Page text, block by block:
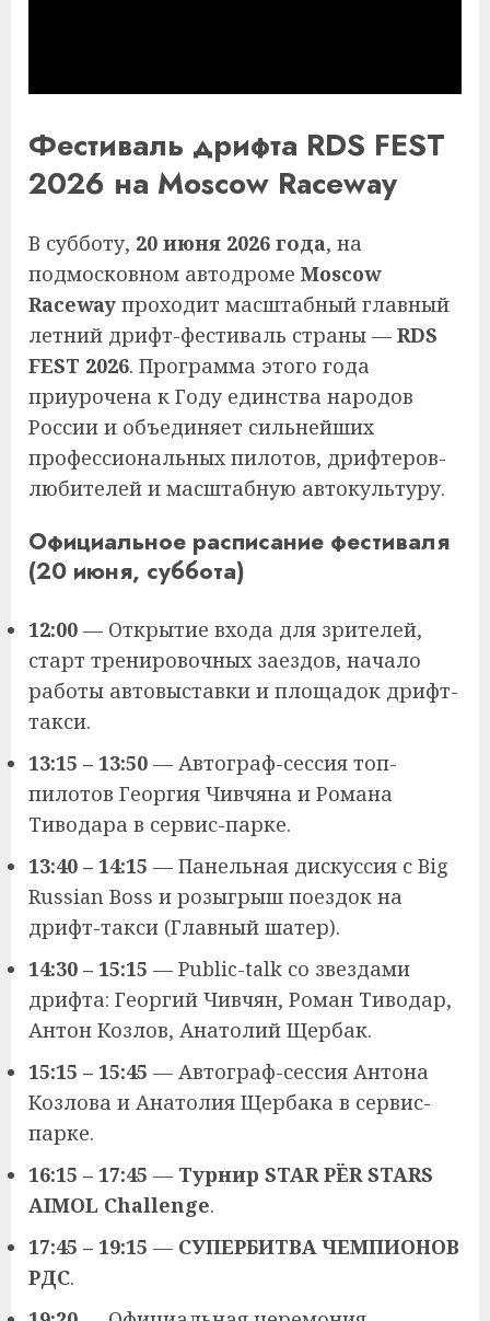
Фестиваль дрифта RDS FEST
2026 на Moscow Raceway
В субботу, 20 июня 2026 года, на
подмосковном автодроме Moscow
Raceway проходит масштабный главный
летний дрифт-фестиваль страны — RDS
FEST 2026. Программа этого года
приурочена к Году единства народов
России и объединяет сильнейших
профессиональных пилотов, дрифтеров-
любителей и масштабную автокультуру.
Официальное расписание фестиваля
(20 июня, суббота)
12:00 — Открытие входа для зрителей,
старт тренировочных заездов, начало
работы автовыставки и площадок дрифт-
такси.
13:15 – 13:50 — Автограф-сессия топ-
пилотов Георгия Чивчяна и Романа
Тиводара в сервис-парке.
13:40 – 14:15 — Панельная дискуссия с Big
Russian Boss и розыгрыш поездок на
дрифт-такси (Главный шатер).
14:30 – 15:15 — Public-talk со звездами
дрифта: Георгий Чивчян, Роман Тиводар,
Антон Козлов, Анатолий Щербак.
15:15 – 15:45 — Автограф-сессия Антона
Козлова и Анатолия Щербака в сервис-
парке.
16:15 – 17:45 — Турнир STAR PЁR STARS
AIMOL Challenge.
17:45 – 19:15 — СУПЕРБИТВА ЧЕМПИОНОВ
РДС.